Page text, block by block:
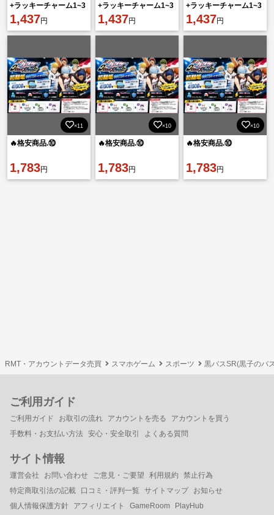
+ラッキーチャーム1~3
枚 初期垢 直接購入
OK！
1,437円
+ラッキーチャーム1~3
枚 初期垢 直接購入
OK！
1,437円
+ラッキーチャーム1~3
枚 初期垢 直接購入
OK！
1,437円
×11
🔥格安商品.⑩
1,783円
×10
🔥格安商品.⑩
1,783円
×10
🔥格安商品.⑩
1,783円
RMT・アカウントデータ売買 スマホゲーム スポーツ 黒バスSR(黒子のバ
ご利用ガイド
ご利用ガイド お取引の流れ アカウントを売る
アカウントを買う
手数料・お支払い方法 安心・安全取引 よくある質問
サイト情報
運営会社 お問い合わせ ご意見・ご要望 利用規約
禁止行為
特定商取引法の記載
口コミ・評判一覧 サイトマップ
お知らせ
個人情報保護方針
アフィリエイト GameRoom PlayHub